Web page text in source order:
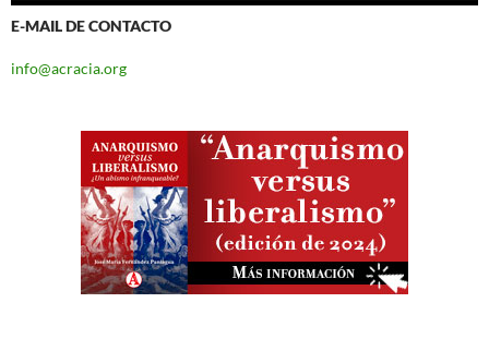
E-MAIL DE CONTACTO
info@acracia.org